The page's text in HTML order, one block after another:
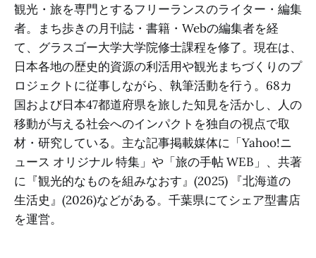
観光・旅を専門とするフリーランスのライター・編集
者。まち歩きの月刊誌・書籍・Webの編集者を経
て、グラスゴー大学大学院修士課程を修了。現在は、
日本各地の歴史的資源の利活用や観光まちづくりのプ
ロジェクトに従事しながら、執筆活動を行う。68カ
国および日本47都道府県を旅した知見を活かし、人の
移動が与える社会へのインパクトを独自の視点で取
材・研究している。主な記事掲載媒体に「Yahoo!ニ
ュース オリジナル 特集」や「旅の手帖 WEB」、共著
に『観光的なものを組みなおす』(2025) 『北海道の
生活史』(2026)などがある。千葉県にてシェア型書店
を運営。